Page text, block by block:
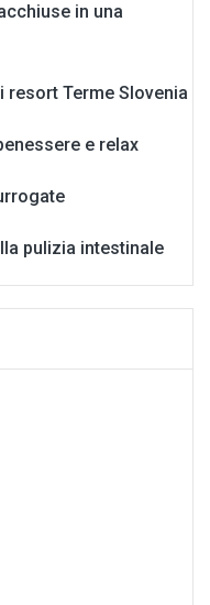
in una
resort Terme Slovenia
e relax
pulizia intestinale